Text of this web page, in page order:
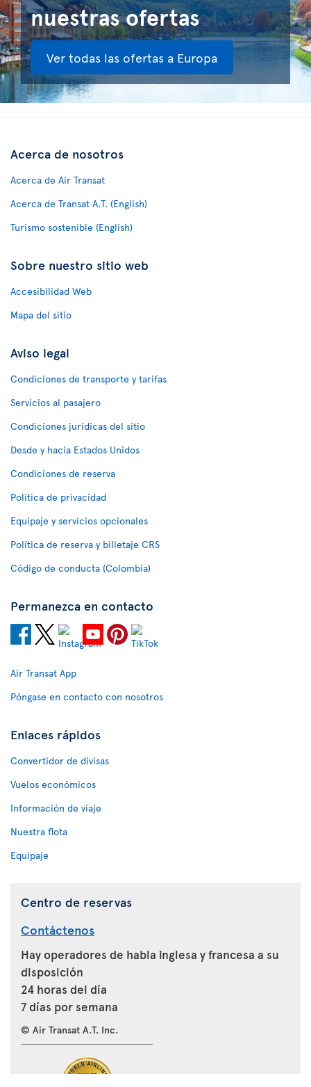
nuestras ofertas
Ver todas las ofertas a Europa
Acerca de nosotros
Acerca de Air Transat
Acerca de Transat A.T. (English)
Turismo sostenible (English)
Sobre nuestro sitio web
Accesibilidad Web
Mapa del sitio
Aviso legal
Condiciones de transporte y tarifas
Servicios al pasajero
Condiciones jurídicas del sitio
Desde y hacia Estados Unidos
Condiciones de reserva
Política de privacidad
Equipaje y servicios opcionales
Política de reserva y billetaje CRS
Código de conducta (Colombia)
Permanezca en contacto
Air Transat App
Póngase en contacto con nosotros
Enlaces rápidos
Convertidor de divisas
Vuelos económicos
Información de viaje
Nuestra flota
Equipaje
Centro de reservas
Contáctenos
Hay operadores de habla inglesa y francesa a su
disposición
24 horas del día
7 días por semana
© Air Transat A.T. Inc.